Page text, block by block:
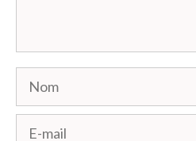
Nom